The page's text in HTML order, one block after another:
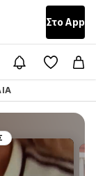
Στο Αpp